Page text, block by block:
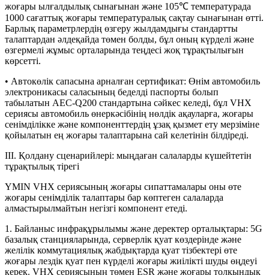
жоғары ылғалдылық сынағынан және 105℃ температурада
1000 сағаттық жоғары температуралық сақтау сынағынан өтті.
Барлық параметрлердің өзгеру жылдамдығы стандартты
талаптардан әлдеқайда төмен болды, бұл оның күрделі және
өзгермелі жұмыс орталарында теңдесі жоқ тұрақтылығын
көрсетті.
• Автокөлік сапасына арналған сертификат: Өнім автомобиль
электроникасы саласының беделді паспорты болып
табылатын AEC-Q200 стандартына сәйкес келеді, бұл VHX
сериясы автомобиль өнеркәсібінің нөлдік ақауларға, жоғары
сенімділікке және компоненттердің ұзақ қызмет ету мерзіміне
қойылатын ең жоғары талаптарына сай келетінін білдіреді.
III. Қолдану сценарийлері: мыңдаған салаларды күшейтетін
тұрақтылық тірегі
YMIN VHX сериясының жоғары сипаттамалары оны өте
жоғары сенімділік талаптары бар көптеген салаларда
алмастырылмайтын негізгі компонент етеді.
1. Байланыс инфрақұрылымы және деректер орталықтары: 5G
базалық станцияларында, серверлік қуат көздерінде және
желілік коммутациялық жабдықтарда қуат тізбектері өте
жоғары лездік қуат пен күрделі жоғары жиілікті шуды өңдеуі
керек. VHX сериясының төмен ESR және жоғары толқындық